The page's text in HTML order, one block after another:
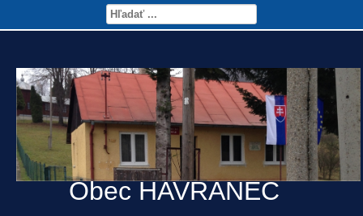
Obec HAVRANEC